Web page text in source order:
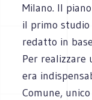
Milano. Il
il primo
redatto in
Per realizzare
era
Comune,